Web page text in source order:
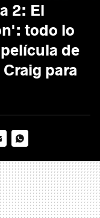
2: El
todo lo
de
para